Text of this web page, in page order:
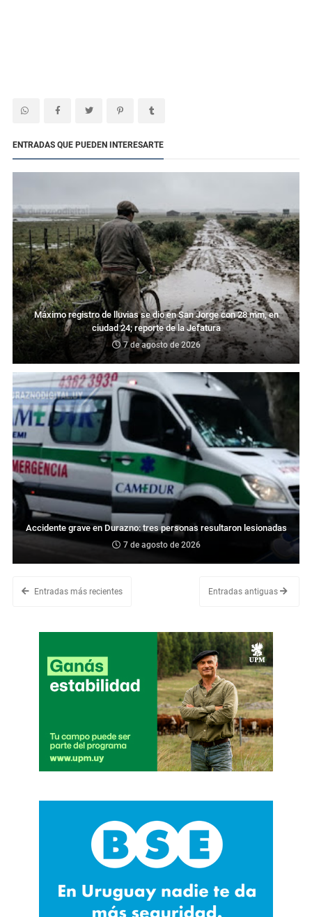
ENTRADAS QUE PUEDEN INTERESARTE
Máximo registro de lluvias se dio en San Jorge con 28 mm, en
ciudad 24; reporte de la Jefatura
7 de agosto de 2026
Accidente grave en Durazno: tres personas resultaron lesionadas
7 de agosto de 2026
Entradas más recientes Entradas antiguas